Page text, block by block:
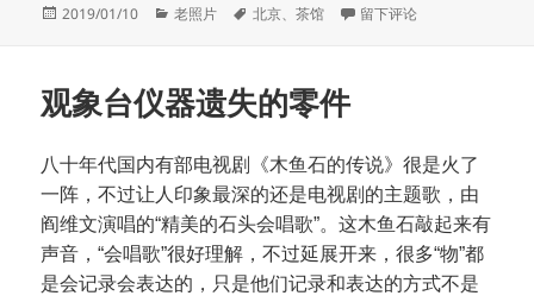
发
2019/01/10
分
老照片
标
北京、茶馆 于1950年代的北京茶馆
留下评论
观象台仪器遗失的零件
八十年代国内有部电视剧《木鱼石的传说》很是火了
一阵，不过让人印象最深的还是电视剧的主题歌，由
阎维文演唱的“精美的石头会唱歌”。这木鱼石敲起来有
声音，“会唱歌”很好理解，不过延展开来，很多“物”都
是会记录会表达的，只是他们记录和表达的方式不是